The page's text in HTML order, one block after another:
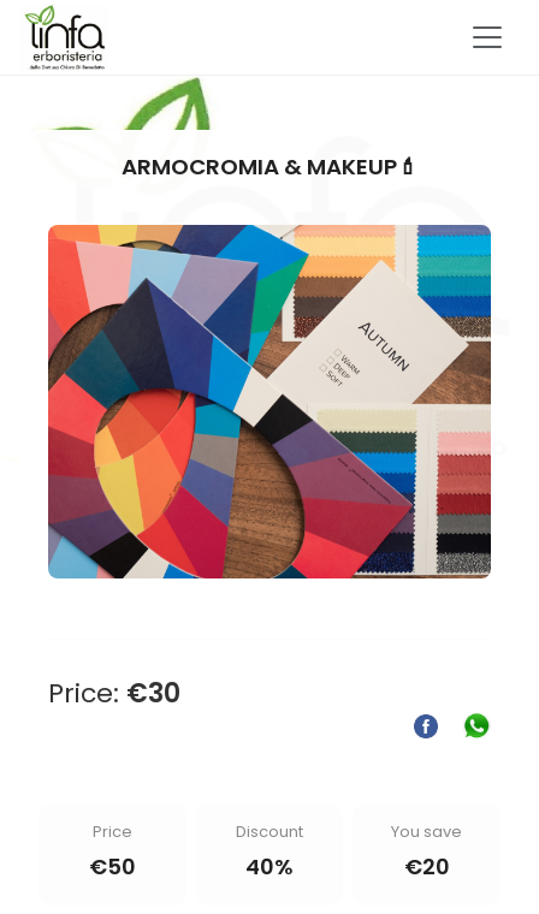
ARMOCROMIA & MAKEUP💄
Price: €30
Price
€50
Discount
40%
You save
€20